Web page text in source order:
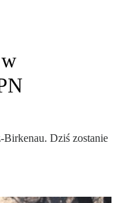
Birkenau. Dziś zostanie